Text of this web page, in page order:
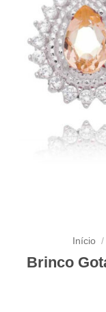
Início /
Brinco